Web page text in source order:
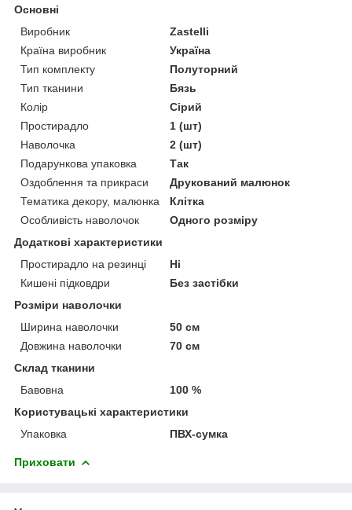
Основні
Виробник
Zastelli
Країна виробник
Україна
Тип комплекту
Полуторний
Тип тканини
Бязь
Колір
Сірий
Простирадло
1 (шт)
Наволочка
2 (шт)
Подарункова упаковка
Так
Оздоблення та прикраси
Друкований малюнок
Тематика декору, малюнка
Клітка
Особливість наволочок
Одного розміру
Додаткові характеристики
Простирадло на резинці
Ні
Кишені підковдри
Без застібки
Розміри наволочки
Ширина наволочки
50 см
Довжина наволочки
70 см
Склад тканини
Бавовна
100 %
Користувацькі характеристики
Упаковка
ПВХ-сумка
Приховати